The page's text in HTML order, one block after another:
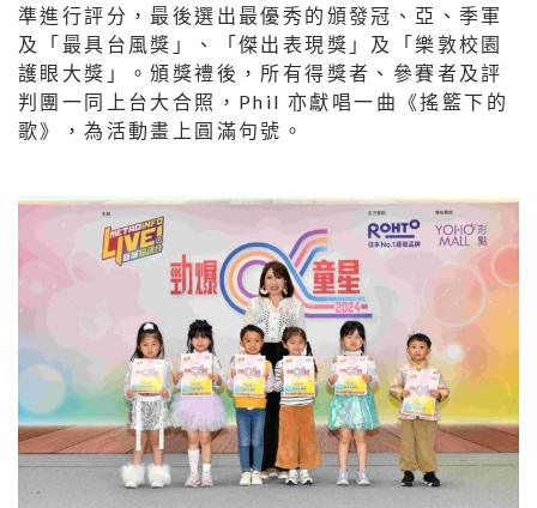
準進行評分，最後選出最優秀的頒發冠、亞、季軍
及「最具台風獎」、「傑出表現獎」及「樂敦校園
護眼大獎」。頒獎禮後，所有得獎者、參賽者及評
判團一同上台大合照，Phil 亦獻唱一曲《搖籃下的
歌》，為活動畫上圓滿句號。